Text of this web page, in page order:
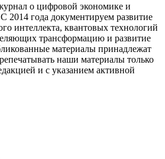
о цифровой экономике и
2014 года документируем развитие
интеллекта, квантовых технологий
трансформацию и развитие
материалы принадлежат
наши материалы только
и с указанием активной